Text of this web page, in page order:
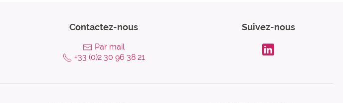
Contactez-nous
Par mail
+33 (0)2 30 96 38 21
Suivez-nous